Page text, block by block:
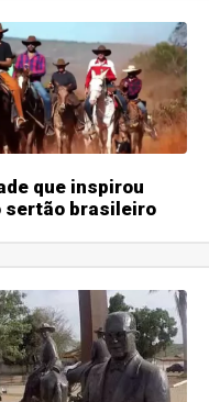
que inspirou
sertão brasileiro